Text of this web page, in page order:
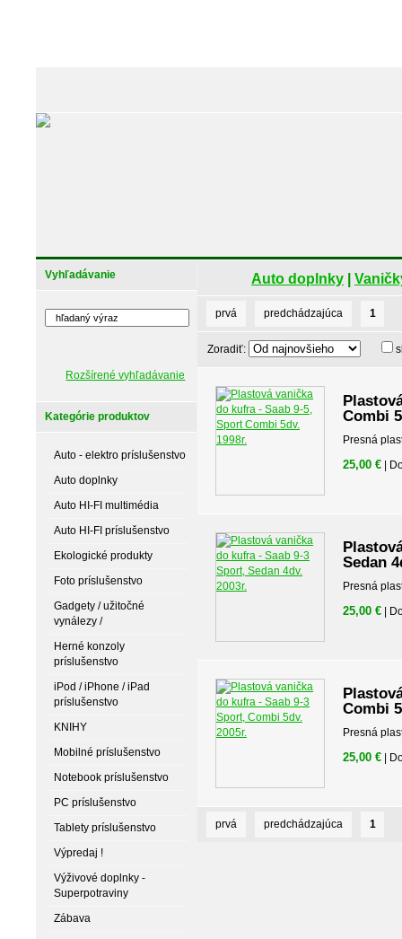
Vyhľadávanie
Rozšírené vyhľadávanie
Kategórie produktov
Auto - elektro príslušenstvo
Auto doplnky
Auto HI-FI multimédia
Auto HI-FI príslušenstvo
Ekologické produkty
Foto príslušenstvo
Gadgety / užitočné
vynálezy /
Herné konzoly
príslušenstvo
iPod / iPhone / iPad
príslušenstvo
KNIHY
Mobilné príslušenstvo
Notebook príslušenstvo
PC príslušenstvo
Tablety príslušenstvo
Výpredaj !
Výživové doplnky -
Superpotraviny
Zábava
Auto doplnky
prvá predchádzajúca 1
Zoradiť:
Combi
Presná
25,00 € |
Sedan
Presná
25,00 € |
Combi
Presná
25,00 € |
prvá predchádzajúca 1